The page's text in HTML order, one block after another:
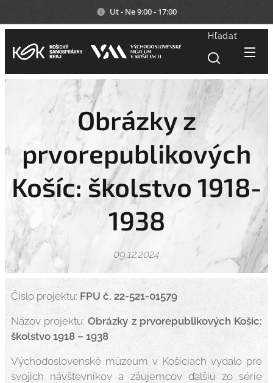
Ut - Ne 9:00 - 17:00
Hľadať
Obrázky z
prvorepublikových
Košíc: školstvo 1918-
1938
09.12.2024
Číslo projektu: FPU č.22-521-01579
Názov projektu:Obrázky z prvorepublikových Košíc:
školstvo 1918 – 1938
Východoslovenské múzeum v Košiciach vydalo pre
svojich návštevníkov a záujemcov ďalšiu zo série